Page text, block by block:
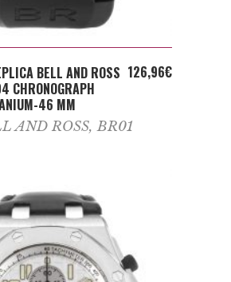
ADD TO CART
BELL AND ROSS
CHRONOGRAPH
46 MM
126,96€
AND ROSS,BR01